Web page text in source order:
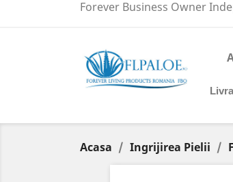
Forever Business Owner
Acasa Ingrijirea Pielii